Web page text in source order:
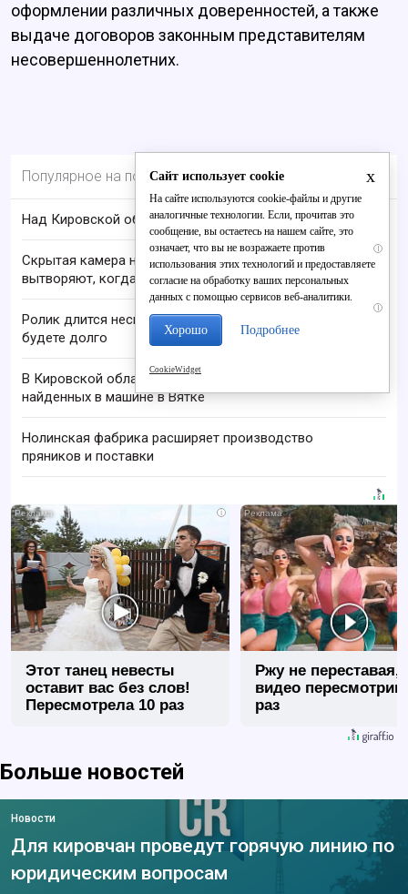
оформлении различных доверенностей, а также
выдаче договоров законным представителям
несовершеннолетних.
Популярное на портале
Над Кировской областью сбили БПЛА
i
Скрытая камера на пляже Крыма: Что люди
вытворяют, когда их не видят...
i
Ролик длится несколько секунд, а смеяться вы
будете долго
В Кировской области проверяют гибель супругов,
найденных в машине в Вятке
Нолинская фабрика расширяет производство
пряников и поставки
i
Этот танец невесты
оставит вас без слов!
Пересмотрела 10 раз
Ржу не переставая,
видео
раз
Больше новостей
Новости
Для кировчан проведут горячую линию по
юридическим вопросам
x
Сайт использует cookie
На сайте используются cookie-файлы и другие
аналогичные технологии. Если, прочитав это
сообщение, вы остаетесь на нашем сайте, это
означает, что вы не возражаете против
использования этих технологий и предоставляете
согласие на обработку ваших персональных
данных с помощью сервисов веб-аналитики.
Хорошо Подробнее
CookieWidget